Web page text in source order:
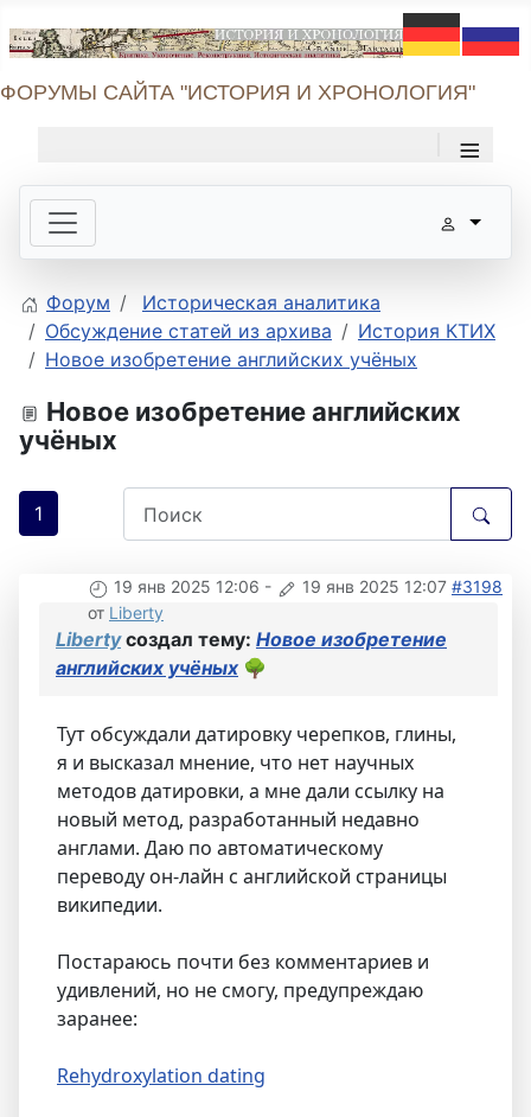
ФОРУМЫ САЙТА "ИСТОРИЯ И ХРОНОЛОГИЯ"
≡
Форум
Историческая аналитика
Обсуждение статей из архива
История КТИХ
Новое изобретение английских учёных
Новое изобретение английских
учёных
1
19 янв 2025 12:06 - 19 янв 2025 12:07 #3198
от Liberty
Libertyсоздал тему: Новое изобретение
английских учёных 🌳
Тут обсуждали датировку черепков, глины,
я и высказал мнение, что нет научных
методов датировки, а мне дали ссылку на
новый метод, разработанный недавно
англами. Даю по автоматическому
переводу он-лайн с английской страницы
википедии.
Постараюсь почти без комментариев и
удивлений, но не смогу, предупреждаю
заранее:
Rehydroxylation dating